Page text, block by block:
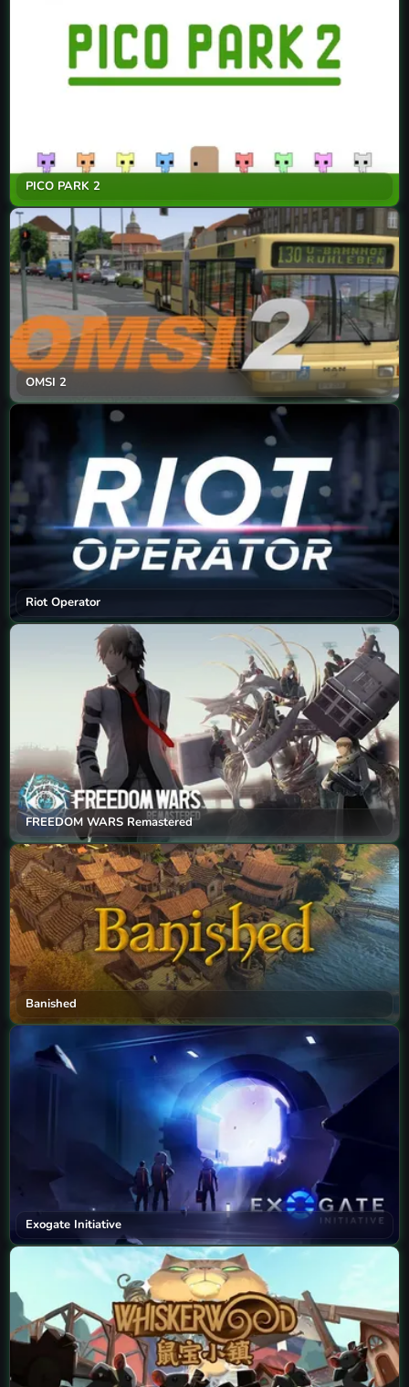
PICO PARK 2
OMSI 2
Riot Operator
FREEDOM WARS Remastered
Banished
Exogate Initiative